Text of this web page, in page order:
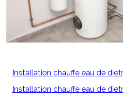
Installation chauffe eau de
Installation chauffe eau de